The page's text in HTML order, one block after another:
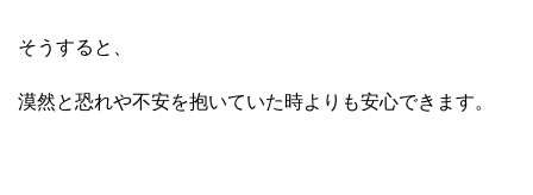
そうすると、
漠然と恐れや不安を抱いていた時よりも安心できます。